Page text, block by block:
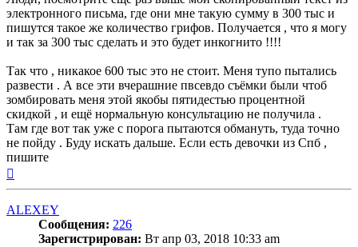
электронного письма, где они мне такую сумму в 300 тыс и
пишутся такое же количество грифов. Получается , что я могу
и так за 300 тыс сделать и это будет инкогнито !!!!
Так что , никакое 600 тыс это не стоит. Меня тупо пытались
развести . А все эти вчерашние пвсевдо съёмки были чтоб
зомбировать меня этой якобы пятидестью процентной
скидкой , и ещё нормальную консультацию не получила .
Там где вот так уже с порога пытаются обмануть, туда точно
не пойду . Буду искать дальше. Если есть девочки из Спб ,
пишите
ALEXEY
Сообщения: 226
Зарегистрирован: Вт апр 03, 2018 10:33 am